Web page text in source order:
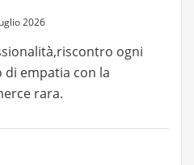
2026
ogni
empatia con la
rara.